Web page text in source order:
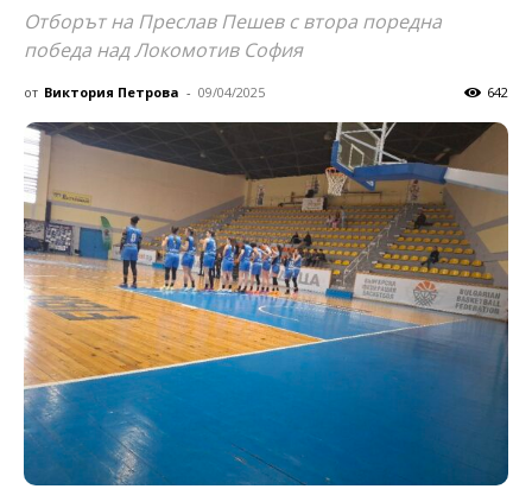
Отборът на Преслав Пешев с втора поредна
победа над Локомотив София
от Виктория Петрова - 09/04/2025 642